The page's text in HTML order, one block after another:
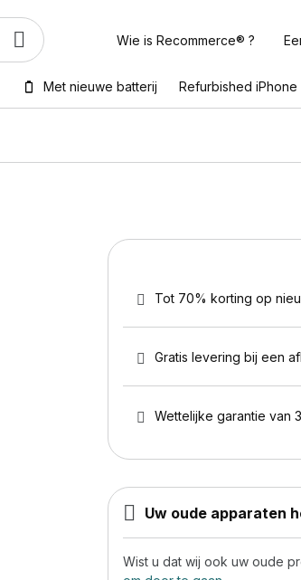
Wie is Recommerce® ?
Met nieuwe batterij Refurbished iPhone
Tot 70% korting op
Gratis levering bij een
Wettelijke garantie van
Uw oude apparaten
Wist u dat wij ook uw oude